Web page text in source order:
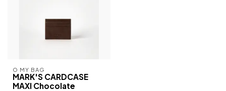
O MY BAG
MARK'S CARDCASE
MAXI Chocolate